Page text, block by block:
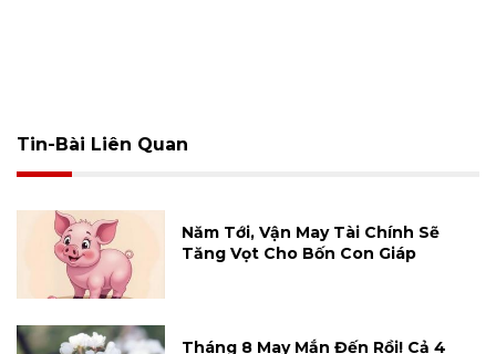
Tin-Bài Liên Quan
Năm Tới, Vận May Tài Chính Sẽ
Tăng Vọt Cho Bốn Con Giáp
Tháng 8 May Mắn Đến Rồi! Cả 4